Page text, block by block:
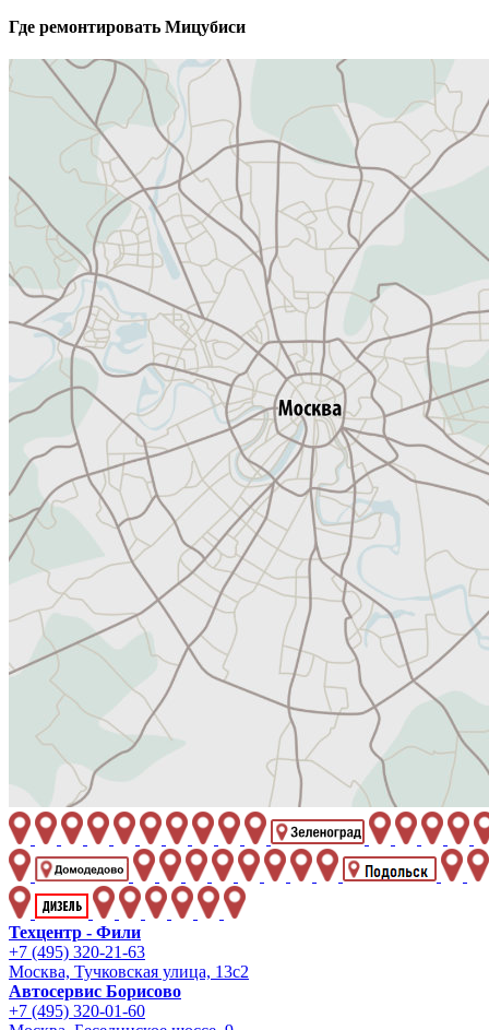
Где ремонтировать Мицубиси
Техцентр - Фили
+7 (495) 320-21-63
Москва, Тучковская улица, 13с2
Автосервис Борисово
+7 (495) 320-01-60